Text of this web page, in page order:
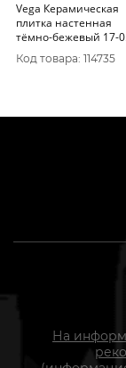
Vega Керамическая
плитка настенная
тёмно-бежевый 17-
11-488 20х60
Код товара: 114735
На